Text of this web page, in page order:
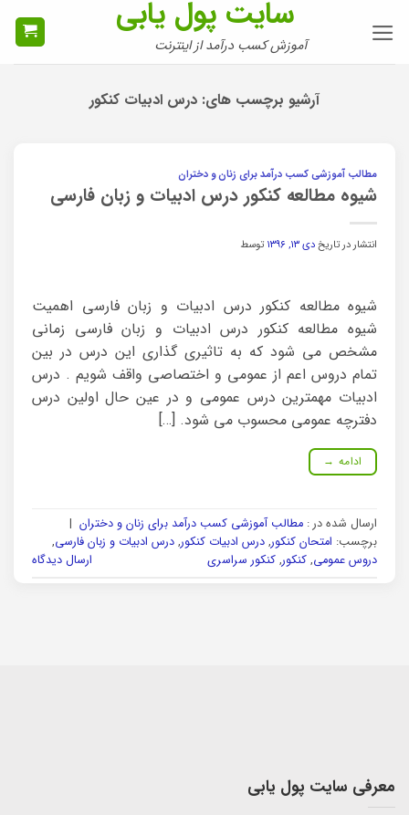
سایت پول یابی
آموزش کسب درآمد از اینترنت
آرشیو برچسب های: درس ادبیات کنکور
مطالب آموزشی کسب درآمد برای زنان و دختران
شیوه مطالعه کنکور درس ادبیات و زبان فارسی
انتشار در تاریخدی ۱۳, ۱۳۹۶ توسط
شیوه مطالعه کنکور درس ادبیات و زبان فارسی اهمیت
شیوه مطالعه کنکور درس ادبیات و زبان فارسی زمانی
مشخص می شود که به تاثیری گذاری این درس در بین
تمام دروس اعم از عمومی و اختصاصی واقف شویم . درس
ادبیات مهمترین درس عمومی و در عین حال اولین درس
دفترچه عمومی محسوب می شود. […]
ادامه →
ارسال شده در : مطالب آموزشی کسب درآمد برای زنان و دختران |
برچسب: امتحان کنکور, درس ادبیات کنکور, درس ادبیات و زبان فارسی,
دروس عمومی, کنکور, کنکور سراسری ارسال دیدگاه
معرفی سایت پول یابی